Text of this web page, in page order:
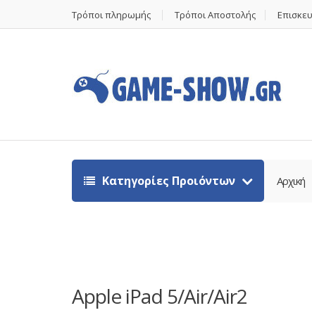
Τρόποι πληρωμής Τρόποι Αποστολής
Κατηγορίες Προιόντων Αρχική
Apple iPad 5/Air/Air2